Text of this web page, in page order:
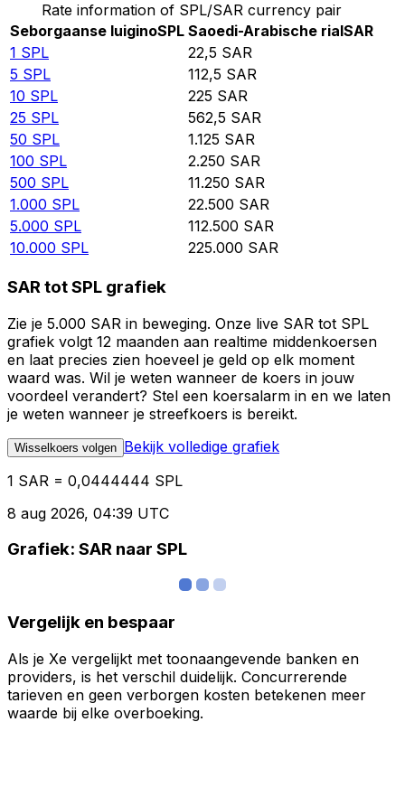
Rate information of SPL/SAR currency pair
Seborgaanse luiginoSPL Saoedi-Arabische rialSAR
1 SPL 22,5 SAR
5 SPL 112,5 SAR
10 SPL 225 SAR
25 SPL 562,5 SAR
50 SPL 1.125 SAR
100 SPL 2.250 SAR
500 SPL 11.250 SAR
1.000 SPL 22.500 SAR
5.000 SPL 112.500 SAR
10.000 SPL 225.000 SAR
SAR tot SPL grafiek
Zie je 5.000 SAR in beweging. Onze live SAR tot SPL
grafiek volgt 12 maanden aan realtime middenkoersen
en laat precies zien hoeveel je geld op elk moment
waard was. Wil je weten wanneer de koers in jouw
voordeel verandert? Stel een koersalarm in en we laten
je weten wanneer je streefkoers is bereikt.
Wisselkoers volgen Bekijk volledige grafiek
1 SAR = 0,0444444 SPL
8 aug 2026, 04:39 UTC
Grafiek: SAR naar SPL
Vergelijk en bespaar
Als je Xe vergelijkt met toonaangevende banken en
providers, is het verschil duidelijk. Concurrerende
tarieven en geen verborgen kosten betekenen meer
waarde bij elke overboeking.